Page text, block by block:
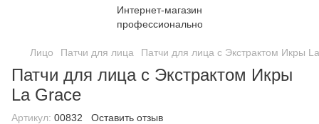
Лицо Патчи для лица Патчи для лица с Экстрактом Икры
Патчи для лица с Экстрактом Икры
La Grace
Артикул: 00832 Оставить отзыв